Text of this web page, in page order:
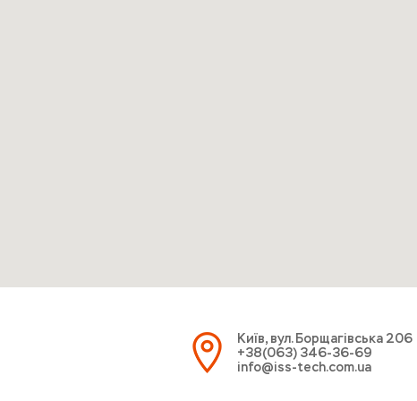
Київ, вул. Борщагівська 206
+38(063) 346-36-69
info@iss-tech.com.ua